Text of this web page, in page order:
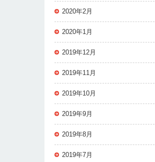
2020年2月
2020年1月
2019年12月
2019年11月
2019年10月
2019年9月
2019年8月
2019年7月